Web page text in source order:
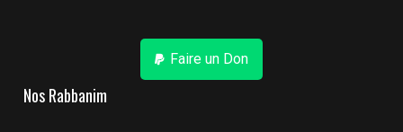
Faire un Don
Nos Rabbanim